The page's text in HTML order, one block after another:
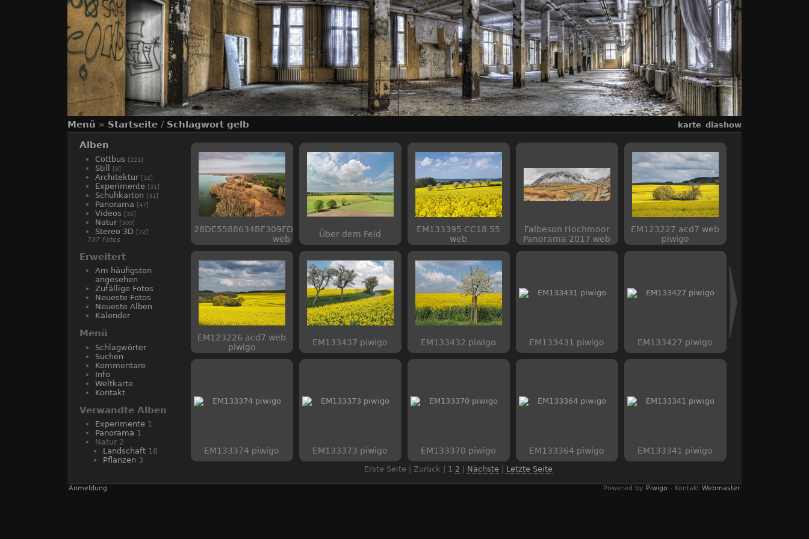
Menü » Startseite / Schlagwort gelb karte diashow
Alben
Cottbus [221]
Still [8]
Architektur [32]
Experimente [31]
Schuhkarton [31]
Panorama [47]
Videos [35]
Natur [309]
Stereo 3D [72]
737 Fotos
Erweitert
Am häufigsten
angesehen
Zufällige Fotos
Neueste Fotos
Neueste Alben
Kalender
Menü
Schlagwörter
Suchen
Kommentare
Info
Weltkarte
Kontakt
Verwandte Alben
Experimente 1
Panorama 1
Natur 2
Landschaft 18
Pflanzen 3
28DE5588634BF309FD0C321C1718843F
web
Über dem Feld
EM133395 CC18 55
web
Falbeson Hochmoor
Panorama 2017 web
EM123227 acd7 web
piwigo
EM123226 acd7 web
piwigo
EM133437 piwigo EM133432 piwigo EM133431 piwigo EM133427 piwigo
EM133374 piwigo EM133373 piwigo EM133370 piwigo EM133364 piwigo EM133341 piwigo
Erste Seite | Zurück | 1 2 Nächste Letzte Seite
Anmeldung Powered by Piwigo - Kontakt Webmaster